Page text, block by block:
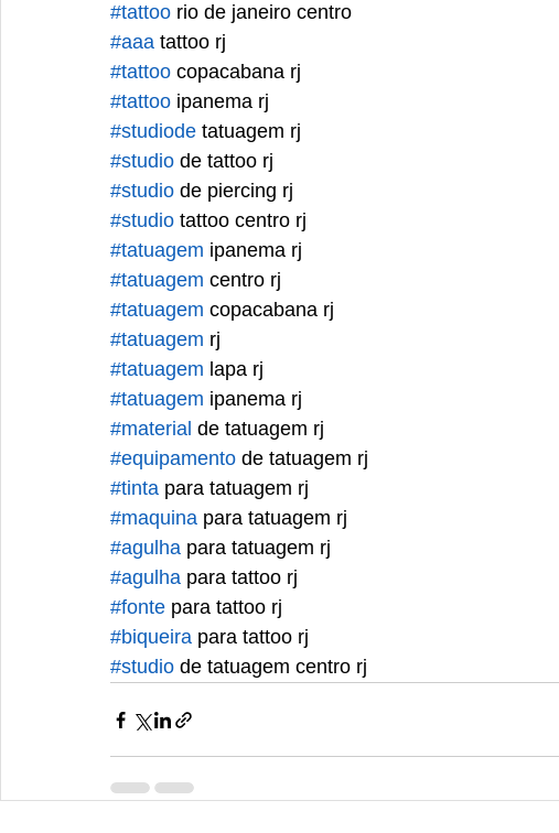
#tattoo rio de janeiro centro
#aaa tattoo rj
#tattoo copacabana rj
#tattoo ipanema rj
#studiode tatuagem rj
#studio de tattoo rj
#studio de piercing rj
#studio tattoo centro rj
#tatuagem ipanema rj
#tatuagem centro rj
#tatuagem copacabana rj
#tatuagem rj
#tatuagem lapa rj
#tatuagem ipanema rj
#material de tatuagem rj
#equipamento de tatuagem rj
#tinta para tatuagem rj
#maquina para tatuagem rj
#agulha para tatuagem rj
#agulha para tattoo rj
#fonte para tattoo rj
#biqueira para tattoo rj
#studio de tatuagem centro rj